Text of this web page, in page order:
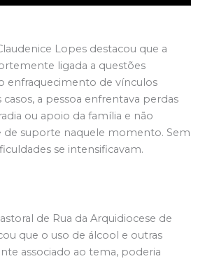
Lopes destacou que a
ligada a questões
enfraquecimento de vínculos
a pessoa enfrentava perdas
ou apoio da família e não
de suporte naquele momento. Sem
se intensificavam.
de Rua da Arquidiocese de
que o uso de álcool e outras
associado ao tema, poderia